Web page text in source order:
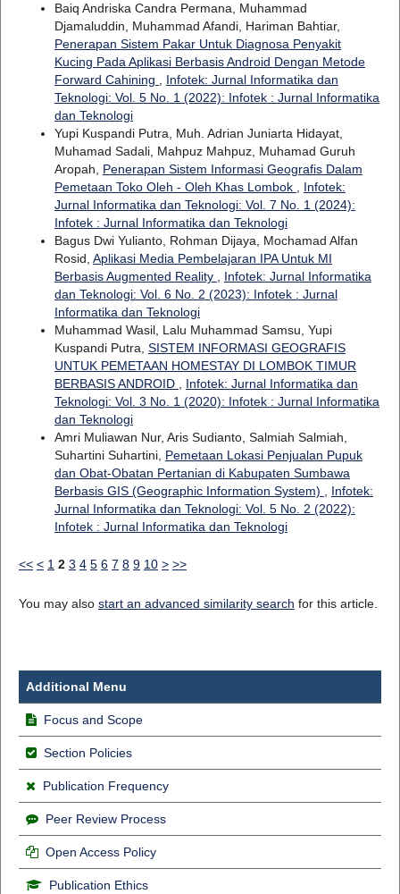
Baiq Andriska Candra Permana, Muhammad
Djamaluddin, Muhammad Afandi, Hariman Bahtiar,
Penerapan Sistem Pakar Untuk Diagnosa Penyakit
Kucing Pada Aplikasi Berbasis Android Dengan Metode
Forward Cahining , Infotek: Jurnal Informatika dan
Teknologi: Vol. 5 No. 1 (2022): Infotek : Jurnal Informatika
dan Teknologi
Yupi Kuspandi Putra, Muh. Adrian Juniarta Hidayat,
Muhamad Sadali, Mahpuz Mahpuz, Muhamad Guruh
Aropah, Penerapan Sistem Informasi Geografis Dalam
Pemetaan Toko Oleh - Oleh Khas Lombok , Infotek:
Jurnal Informatika dan Teknologi: Vol. 7 No. 1 (2024):
Infotek : Jurnal Informatika dan Teknologi
Bagus Dwi Yulianto, Rohman Dijaya, Mochamad Alfan
Rosid, Aplikasi Media Pembelajaran IPA Untuk MI
Berbasis Augmented Reality , Infotek: Jurnal Informatika
dan Teknologi: Vol. 6 No. 2 (2023): Infotek : Jurnal
Informatika dan Teknologi
Muhammad Wasil, Lalu Muhammad Samsu, Yupi
Kuspandi Putra, SISTEM INFORMASI GEOGRAFIS
UNTUK PEMETAAN HOMESTAY DI LOMBOK TIMUR
BERBASIS ANDROID , Infotek: Jurnal Informatika dan
Teknologi: Vol. 3 No. 1 (2020): Infotek : Jurnal Informatika
dan Teknologi
Amri Muliawan Nur, Aris Sudianto, Salmiah Salmiah,
Suhartini Suhartini, Pemetaan Lokasi Penjualan Pupuk
dan Obat-Obatan Pertanian di Kabupaten Sumbawa
Berbasis GIS (Geographic Information System) , Infotek:
Jurnal Informatika dan Teknologi: Vol. 5 No. 2 (2022):
Infotek : Jurnal Informatika dan Teknologi
<< < 1 2 3 4 5 6 7 8 9 10 > >>
You may also start an advanced similarity search for this article.
Additional Menu
Focus and Scope
Section Policies
Publication Frequency
Peer Review Process
Open Access Policy
Publication Ethics